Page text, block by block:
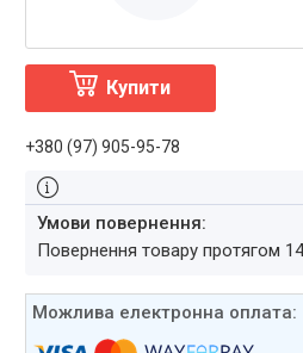
Купити
+380 (97) 905-95-78
повернення товару протягом